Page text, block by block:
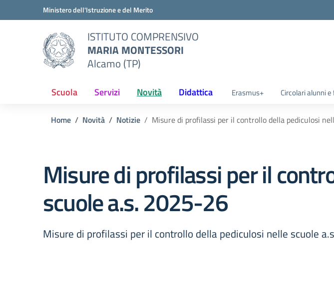
Vai ai contenuti
Vai al menu di navigazioneMinistero dell'Istruzione e del Merito
ISTITUTO COMPRENSIVO
MARIA MONTESSORI
Alcamo (TP)
Scuola Servizi Novità Didattica Erasmus+ Circolari alunni
Home Novità Notizie Misure di profilassi per il controllo della pediculosi
Misure di profilassi per il
scuole a.s. 2025-26
Misure di profilassi per il controllo della pediculosi nelle scuole